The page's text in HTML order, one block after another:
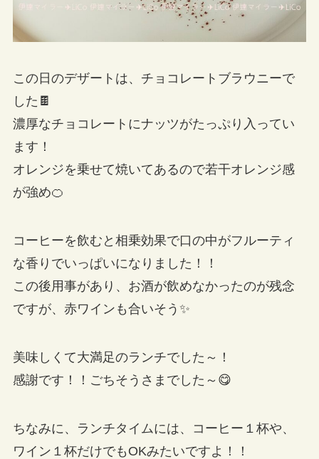
この日のデザートは、チョコレートブラウニーで
した🍫
濃厚なチョコレートにナッツがたっぷり入ってい
ます！
オレンジを乗せて焼いてあるので若干オレンジ感
が強め🍊
コーヒーを飲むと相乗効果で口の中がフルーティ
な香りでいっぱいになりました！！
この後用事があり、お酒が飲めなかったのが残念
ですが、赤ワインも合いそう✨
美味しくて大満足のランチでした～！
感謝です！！ごちそうさまでした～😋
ちなみに、ランチタイムには、コーヒー１杯や、
ワイン１杯だけでもOKみたいですよ！！